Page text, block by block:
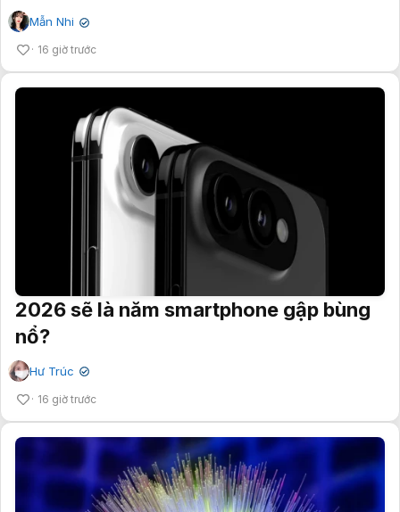
Mẫn Nhi ✔
16 giờ trước
2026 sẽ là năm smartphone gập bùng
nổ?
Hư Trúc ✔
16 giờ trước